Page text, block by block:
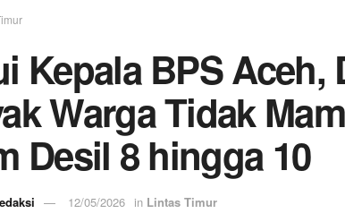
Kepala BPS
Warga Tidak
Desil 8 hingga 10
12/05/2026 in Lintas Timur